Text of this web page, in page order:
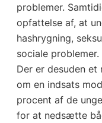
problemer.
opfattelse af, at
hashrygning,
sociale problemer.
Der er desuden et
om en indsats
procent af de
for at nedsætte